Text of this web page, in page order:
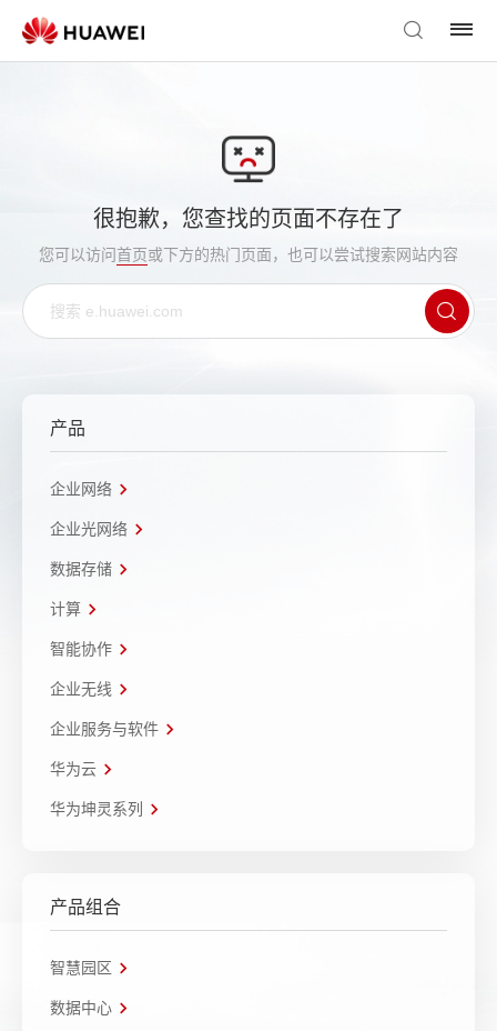
很抱歉，您查找的页面不存在了
您可以访问首页或下方的热门页面，也可以尝试搜索网站内容
产品
企业网络
企业光网络
数据存储
计算
智能协作
企业无线
企业服务与软件
华为云
华为坤灵系列
产品组合
智慧园区
数据中心